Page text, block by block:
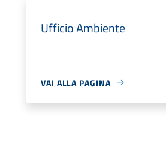
Ufficio Ambiente
VAI ALLA PAGINA